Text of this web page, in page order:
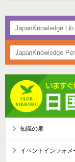
知識の泉
イベントインフォメ